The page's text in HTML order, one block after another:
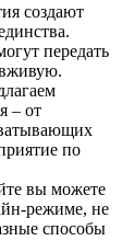
создают
передать
– от
по
вы можете
режиме, не
способы